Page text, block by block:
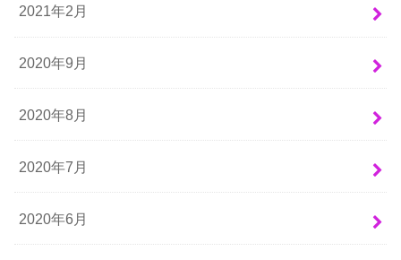
2021年2月
2020年9月
2020年8月
2020年7月
2020年6月